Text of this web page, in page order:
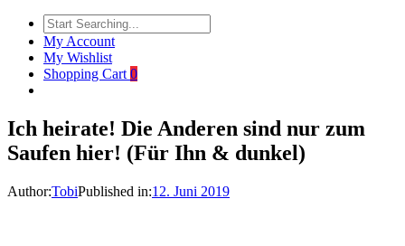
My Account
My Wishlist
Shopping Cart 0
Ich heirate! Die Anderen sind nur zum
Saufen hier! (Für Ihn & dunkel)
Author:TobiPublished in:12. Juni 2019